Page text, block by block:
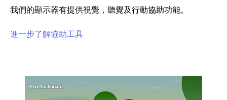
我們的顯示器有提供視覺，聽覺及行動協助功能。
進一步了解協助工具